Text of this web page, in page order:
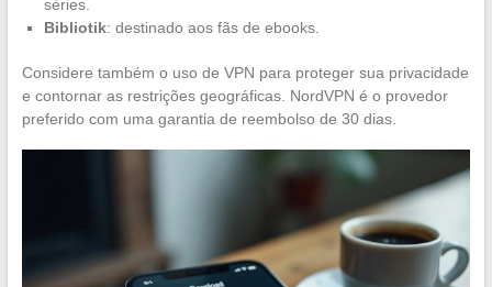
séries.
Bibliotik: destinado aos fãs de ebooks.
Considere também o uso de VPN para proteger sua privacidade
e contornar as restrições geográficas. NordVPN é o provedor
preferido com uma garantia de reembolso de 30 dias.